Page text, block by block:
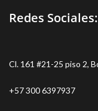
Redes Sociales:
Cl. 161 #21-25 piso 2,
+57 300 6397937